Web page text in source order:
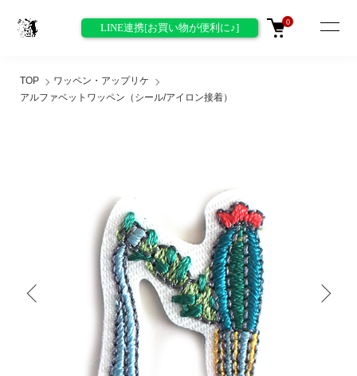
LINE連携[お買い物が便利に♪] 0
TOP
ワッペン・アップリケ
アルファベットワッペン（シール/アイロン接着）